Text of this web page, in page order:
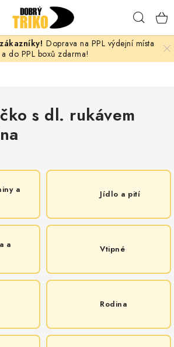
Doprava na PPL výdejní místa
a do PPL boxů zdarma!
s dl. rukávem
a
Jídlo a pití
a
Vtipné
Rodina